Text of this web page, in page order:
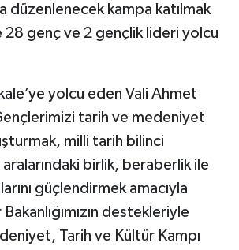
düzenlenecek kampa katılmak
28 genç ve 2 gençlik lideri yolcu
yolcu eden Vali Ahmet
tarih ve medeniyet
milli tarih bilinci
aralarındaki birlik, beraberlik ile
güçlendirmek amacıyla
destekleriyle
Tarih ve Kültür Kampı